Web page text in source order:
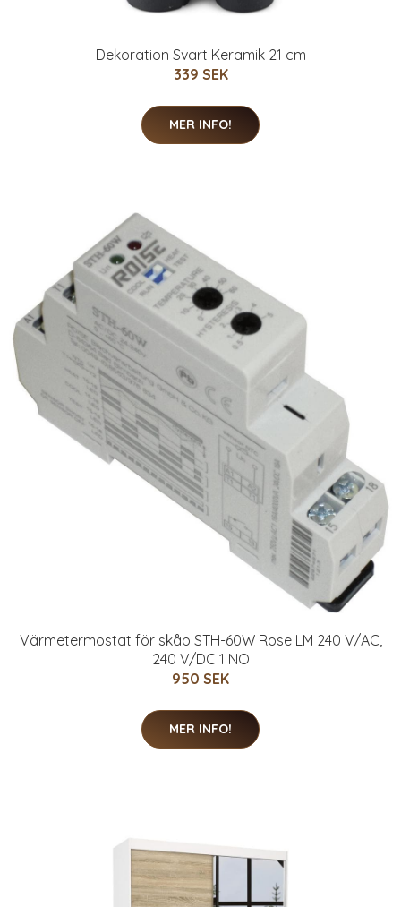
Dekoration Svart Keramik 21 cm
339 SEK
MER INFO!
Värmetermostat för skåp STH-60W Rose LM 240 V/AC,
240 V/DC 1 NO
950 SEK
MER INFO!